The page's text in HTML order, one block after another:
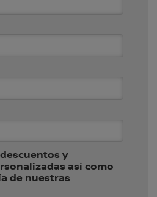
y
así como
de nuestras